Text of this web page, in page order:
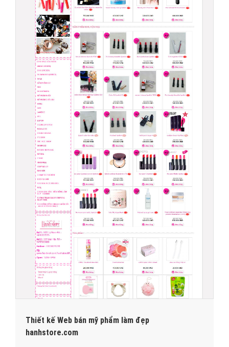
Thiết kế Web bán mỹ phẩm làm đẹp
hanhstore.com